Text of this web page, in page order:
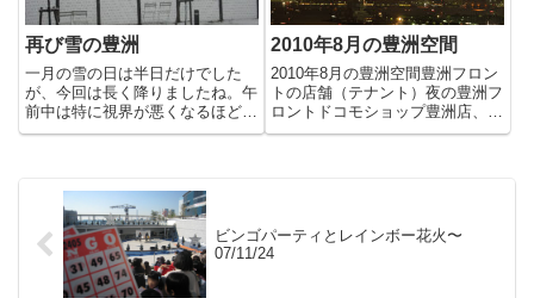
再び雪の豊洲
一月の雪の日は半日だけでした
が、今回は長く降りましたね。午
前中は特に視界が悪くなるほど雪
が降っていました。豊洲駅前で
を歩いてみます。雪だるまの親子
（？）が作られていました。可愛
いで...
2010年8月の豊洲空間
2010年8月の豊洲空間豊洲フロン
トの店舗（テナント）夜の豊洲フ
ロントドコモショップ豊洲店、豊
洲フロントに移転豊洲フロントビ
ビンゴパーティとレインボー花火〜
07/11/24